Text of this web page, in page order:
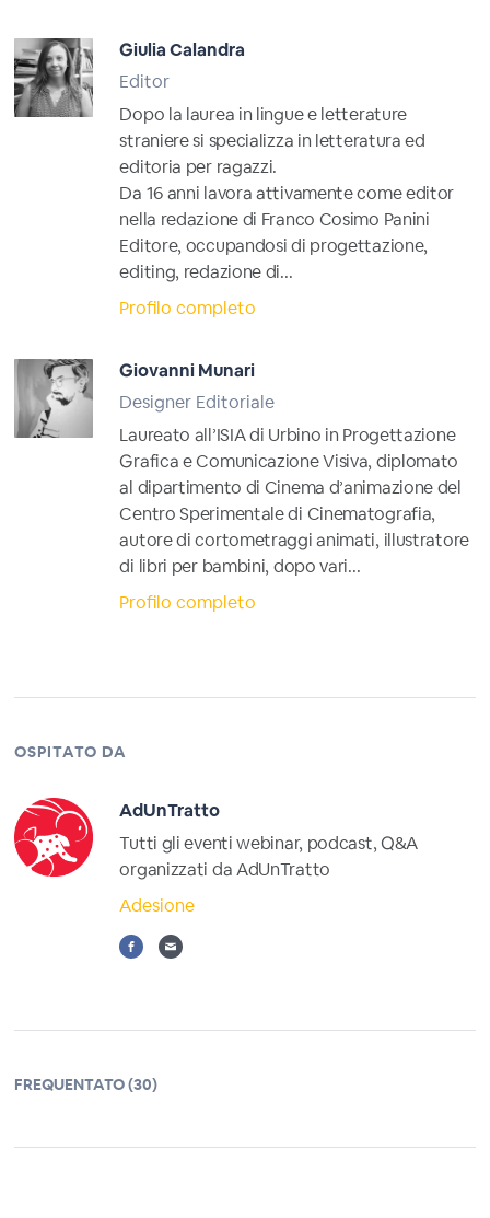
Giulia Calandra
Editor
Dopo la laurea in lingue e letterature
straniere si specializza in letteratura ed
editoria per ragazzi.
Da 16 anni lavora attivamente come editor
nella redazione di Franco Cosimo Panini
Editore, occupandosi di progettazione,
editing, redazione di...
Profilo completo
Giovanni Munari
Designer Editoriale
Laureato all’ISIA di Urbino in Progettazione
Grafica e Comunicazione Visiva, diplomato
al dipartimento di Cinema d’animazione del
Centro Sperimentale di Cinematografia,
autore di cortometraggi animati, illustratore
di libri per bambini, dopo vari...
Profilo completo
OSPITATO DA
AdUnTratto
Tutti gli eventi webinar, podcast, Q&A
organizzati da AdUnTratto
Adesione
FREQUENTATO (30)